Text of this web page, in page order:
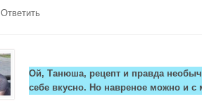
Ответить
Ой, Танюша, рецепт и правда
себе вкусно. Но навреное можно и с